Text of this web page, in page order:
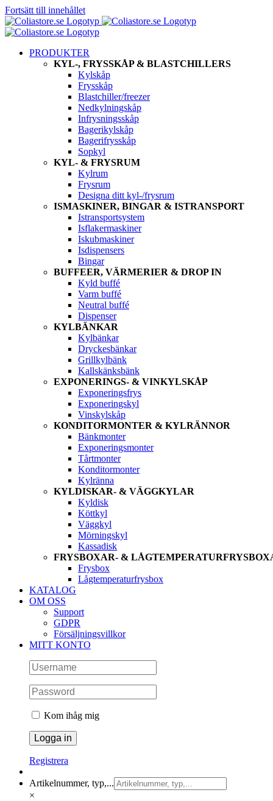
Fortsätt till innehållet
PRODUKTER
KYL-, FRYSSKÅP & BLASTCHILLERS
Kylskåp
Frysskåp
Blastchiller/freezer
Nedkylningskåp
Infrysningsskåp
Bagerikylskåp
Bagerifrysskåp
Sopkyl
KYL- & FRYSRUM
Kylrum
Frysrum
Designa ditt kyl-/frysrum
ISMASKINER, BINGAR & ISTRANSPORT
Istransportsystem
Isflakermaskiner
Iskubmaskiner
Isdispensers
Bingar
BUFFEER, VÄRMERIER & DROP IN
Kyld buffé
Varm buffé
Neutral buffé
Dispenser
KYLBÄNKAR
Kylbänkar
Dryckesbänkar
Grillkylbänk
Kallskänksbänk
EXPONERINGS- & VINKYLSKÅP
Exponeringsfrys
Exponeringskyl
Vinskylskåp
KONDITORMONTER & KYLRÄNNOR
Bänkmonter
Exponeringsmonter
Tårtmonter
Konditormonter
Kylränna
KYLDISKAR- & VÄGGKYLAR
Kyldisk
Köttkyl
Väggkyl
Mörningskyl
Kassadisk
FRYSBOXAR- &
Frysbox
Lågtemperaturfrysbox
KATALOG
OM OSS
Support
GDPR
Försäljningsvillkor
MITT KONTO
Kom ihåg mig
Registrera
Artikelnummer, typ,...
×